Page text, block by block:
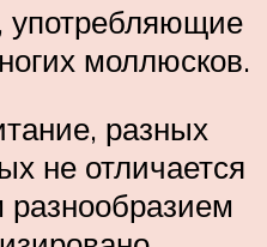
употребляющие
моллюсков.
разных
не отличается
разнообразием